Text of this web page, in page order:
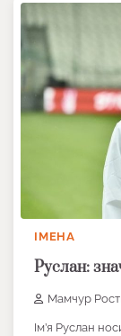
ІМЕНА
Руслан:
Мамчур
Ім’я Руслан